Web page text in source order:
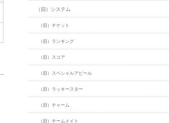
（旧）システム
（旧）チケット
（旧）ランキング
（旧）スコア
（旧）スペシャルアピール
（旧）ラッキースター
（旧）チャーム
（旧）チームメイト